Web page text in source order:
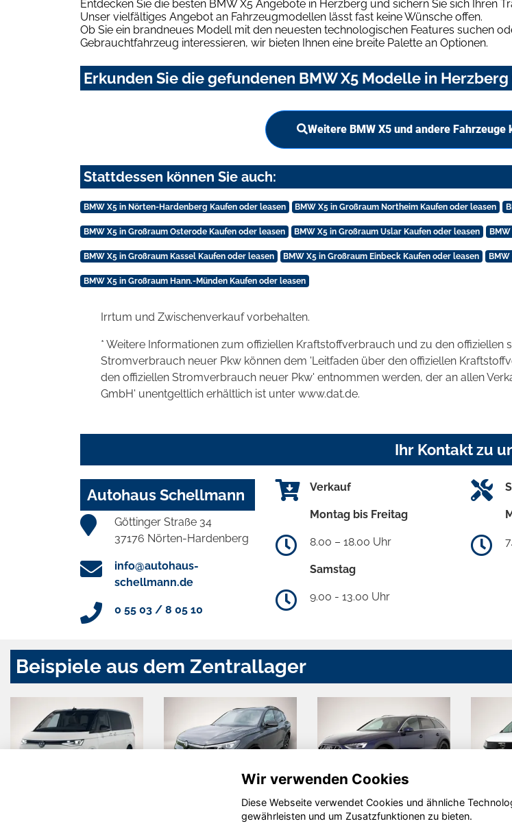
Entdecken Sie die besten BMW X5 Angebote in Herzberg und sichern Sie sich Ihren
Unser vielfältiges Angebot an Fahrzeugmodellen lässt fast keine Wünsche offen.
Ob Sie ein brandneues Modell mit den neuesten technologischen Features suchen
Gebrauchtfahrzeug interessieren, wir bieten Ihnen eine breite Palette an Optionen.
Erkunden Sie die gefundenen BMW X5 Modelle in
Weitere BMW X5 und andere Fahrzeuge
Stattdessen können Sie auch:
BMW X5 in Nörten-Hardenberg Kaufen oder leasen BMW X5 in Großraum Northeim Kaufen oder leasen
BMW X5 in Großraum Osterode Kaufen oder leasen BMW X5 in Großraum Uslar Kaufen oder leasen
BMW X5 in Großraum Kassel Kaufen oder leasen BMW X5 in Großraum Einbeck Kaufen oder leasen BMW
BMW X5 in Großraum Hann.-Münden Kaufen oder leasen
Irrtum und Zwischenverkauf vorbehalten.
* Weitere Informationen zum offiziellen Kraftstoffverbrauch und zu den offiziellen
Stromverbrauch neuer Pkw können dem 'Leitfaden über den offiziellen
den offiziellen Stromverbrauch neuer Pkw' entnommen werden, der an allen
GmbH' unentgeltlich erhältlich ist unter www.dat.de.
Ihr Kontakt zu
Autohaus Schellmann
Göttinger Straße 34
37176 Nörten-Hardenberg
info@autohaus-
schellmann.de
0 55 03 / 8 05 10
Verkauf
Montag bis Freitag
8.00 – 18.00 Uhr
Samstag
9.00 - 13.00 Uhr
Beispiele aus dem Zentrallager
Volkswagen Audi A4
Wir verwenden Cookies
Diese Webseite verwendet Cookies und ähnliche
gewährleisten und um Zusatzfunktionen zu bieten.